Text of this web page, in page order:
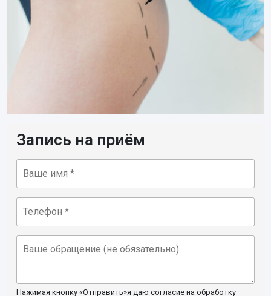
Запись на приём
Нажимая кнопку «Отправить»я даю согласие на обработку